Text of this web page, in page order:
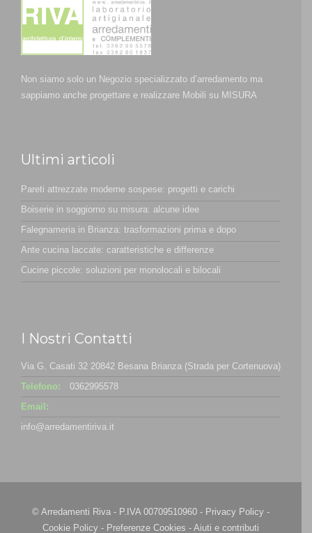
Non siamo solo un Negozio specializzato d’arredamento ma
sappiamo anche progettare e realizzare Mobili su MISURA
Ultimi articoli
Pareti attrezzate moderne sospese: progetti e carichi
Boiserie in soggiorno su misura: alcune idee
Falegnameria in Brianza: trasformazioni prima e dopo
Ante cucina laccate: caratteristiche e differenze
Cucine piccole: soluzioni per monolocali e bilocali
I Nostri Contatti
Via G. Casati 32 20842 Besana Brianza (Strada per Cortenuova)
Telefono:
0362995578
Email:
info@arredamentiriva.it
© Arredamenti Riva - P.IVA 00709510960 - Privacy Policy -
Cookie Policy - Preferenze Cookies - Aiuti e contributi